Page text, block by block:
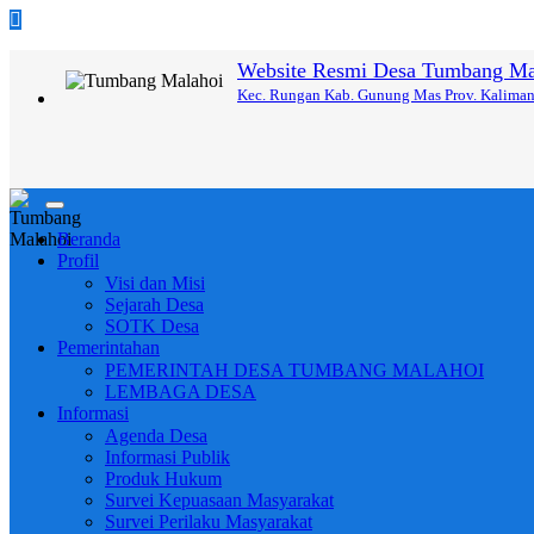
Website Resmi Desa Tumbang
Kec. Rungan Kab. Gunung Mas Prov.
Toggle
navigation
Beranda
Profil
Visi dan Misi
Sejarah Desa
SOTK Desa
Pemerintahan
PEMERINTAH DESA TUMBANG MALAHOI
LEMBAGA DESA
Informasi
Agenda Desa
Informasi Publik
Produk Hukum
Survei Kepuasaan Masyarakat
Survei Perilaku Masyarakat